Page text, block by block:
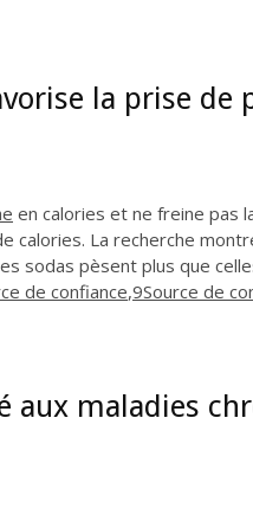
la prise de
en calories et ne freine pas
calories. La recherche
sodas pèsent plus que
de confiance,9Source de
aux maladies